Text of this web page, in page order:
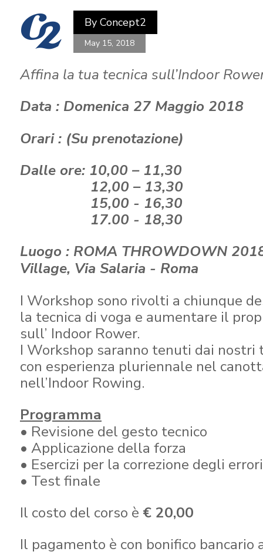
By Concept2
May 15, 2018
Affina la tua tecnica sull’Indoor
Data : Domenica 27 Maggio 2018
Orari : (Su prenotazione)
Dalle ore: 10,00 – 11,30
12,00 – 13,30
15,00 - 16,30
17.00 - 18,30
Luogo : ROMA THROWDOWN
Village, Via Salaria - Roma
I Workshop sono rivolti a chiunque
la tecnica di voga e aumentare il
sull’ Indoor Rower.
I Workshop saranno tenuti dai nostri
con esperienza pluriennale nel
nell’Indoor Rowing.
Programma
• Revisione del gesto tecnico
• Applicazione della forza
• Esercizi per la correzione degli errori
• Test finale
Il costo del corso è € 20,00
Il pagamento è con bonifico bancario